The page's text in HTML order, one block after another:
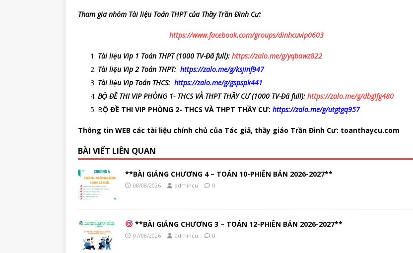
Tham gia nhóm Tài liệu Toán THPT của Thầy Trần Đình Cư:
https://www.facebook.com/groups/dinhcuvip0603
Tài liệu Vip 1 Toán THPT (1000 TV-Đã full): https://zalo.me/g/yqbawz822
Tài liệu Vip 2 Toán THPT: https://zalo.me/g/ksjinf947
Tài liệu Vip Toán THCS: https://zalo.me/g/gspspk441
BỘ ĐỀ THI VIP PHÒNG 1- THCS VÀ THPT THẦY CƯ(1000 TV-Đã full): https://zalo.me/g/dbglfg480
BỘ ĐỀ THI VIP PHÒNG 2- THCS VÀ THPT THẦY CƯ: https://zalo.me/g/utgtgq957
Thông tin WEB các tài liệu chính chủ của Tác giả, thầy giáo Trần Đình Cư: toanthaycu.com
BÀI VIẾT LIÊN QUAN
**BÀI GIẢNG CHƯƠNG 4 – TOÁN 10-PHIÊN BẢN 2026-2027**
08/08/2026 admincu 0
**BÀI GIẢNG CHƯƠNG 3 – TOÁN 12-PHIÊN BẢN 2026-2027**
07/08/2026 admincu 0